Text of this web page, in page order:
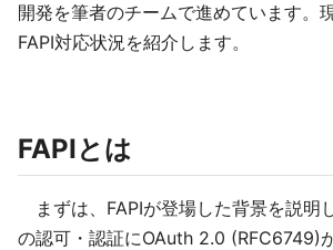
開発を筆者のチームで進めています。
FAPI対応状況を紹介します。
FAPIとは
まずは、FAPIが登場した背景を説明
の認可・認証にOAuth 2.0 (RFC6749)